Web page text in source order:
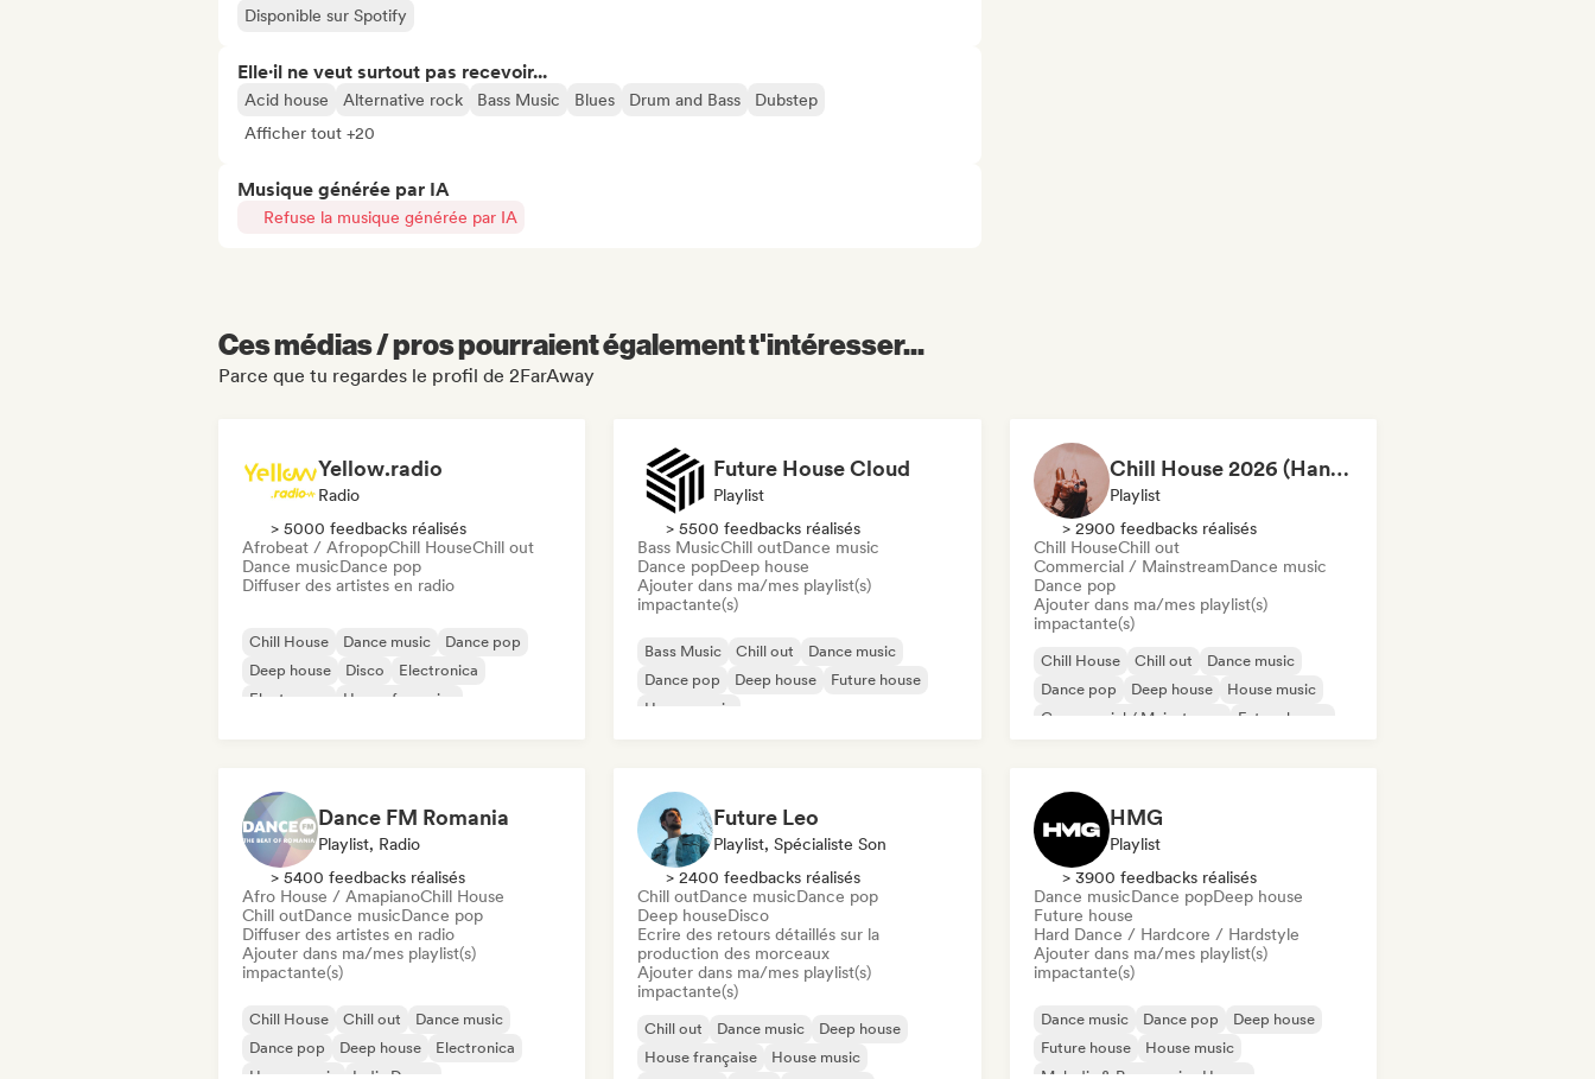
Disponible sur Spotify
Elle·il ne veut surtout pas recevoir...
Acid house Alternative rock Bass Music Blues Drum and Bass
Dubstep
Afficher tout +20
Musique générée par IA
Refuse la musique générée par IA
Ces médias / pros pourraient également t'intéresser...
Parce que tu regardes le profil de 2FarAway
Yellow.radio
Radio
> 5000 feedbacks réalisés
Afrobeat / AfropopChill HouseChill out
Dance musicDance pop
Diffuser des artistes en radio
Chill House Dance music
Dance pop
Deep house
Disco
Electronica
Electropop
House française
Future House Cloud
Playlist
> 5500 feedbacks réalisés
Bass MusicChill outDance music
Dance popDeep house
Ajouter dans ma/mes playlist(s)
impactante(s)
Bass Music Chill out
Dance music
Dance pop
Deep house
Future house
House music
Chill House 2026 (Hannah - TCG)
Playlist
> 2900 feedbacks réalisés
Chill HouseChill out
Commercial / MainstreamDance music
Dance pop
Ajouter dans ma/mes playlist(s)
impactante(s)
Chill House Chill out
Dance music
Dance pop
Deep house
House music
Commercial / Mainstream
Future house
Dance FM Romania
Playlist, Radio
> 5400 feedbacks réalisés
Afro House / AmapianoChill House
Chill outDance musicDance pop
Diffuser des artistes en radio
Ajouter dans ma/mes playlist(s)
impactante(s)
Chill House Chill out
Dance music
Dance pop
Deep house
Electronica
Future Leo
Playlist, Spécialiste Son
> 2400 feedbacks réalisés
Chill outDance musicDance pop
Deep houseDisco
Ecrire des retours détaillés sur la
production des morceaux
Ajouter dans ma/mes playlist(s)
impactante(s)
Chill out Dance music
Deep house
House française
House music
HMG
Playlist
> 3900 feedbacks réalisés
Dance musicDance popDeep house
Future house
Hard Dance / Hardcore / Hardstyle
Ajouter dans ma/mes playlist(s)
impactante(s)
Dance music Dance pop
Deep house
Future house
House music